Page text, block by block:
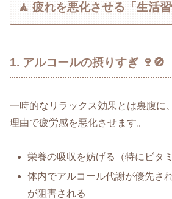
🧘 疲れを悪化させる「生活
1. アルコールの摂りすぎ 🍷🚫
一時的なリラックス効果とは裏腹に
理由で疲労感を悪化させます。
栄養の吸収を妨げる（特にビタ
体内でアルコール代謝が優先さ
が阻害される